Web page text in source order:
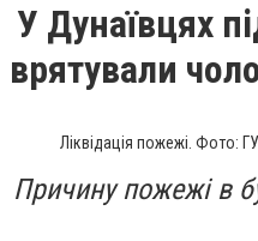
У Дунаївцях
врятували
Ліквідація пожежі. Фото:
Причину пожежі в